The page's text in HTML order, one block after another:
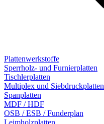
Plattenwerkstoffe
Sperrholz- und Furnierplatten
Tischlerplatten
Multiplex und Siebdruckplatten
Spanplatten
MDF / HDF
OSB / ESB / Funderplan
Leimholzplatten